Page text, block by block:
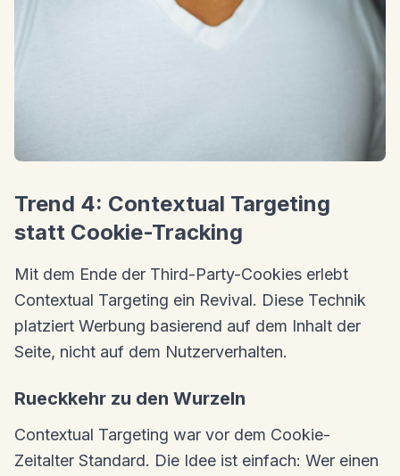
Trend 4: Contextual Targeting
statt Cookie-Tracking
Mit dem Ende der Third-Party-Cookies erlebt
Contextual Targeting ein Revival. Diese Technik
platziert Werbung basierend auf dem Inhalt der
Seite, nicht auf dem Nutzerverhalten.
Rueckkehr zu den Wurzeln
Contextual Targeting war vor dem Cookie-
Zeitalter Standard. Die Idee ist einfach: Wer einen